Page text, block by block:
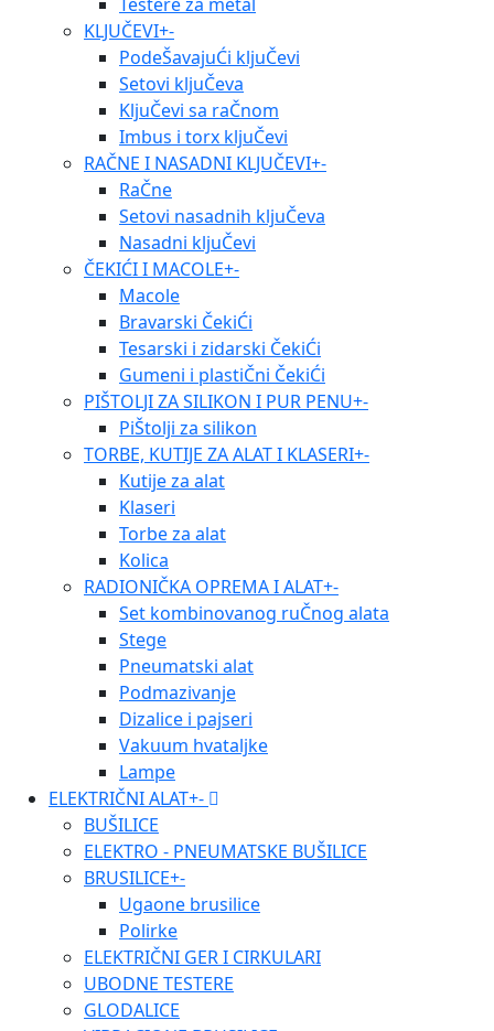
Testere za metal
KLJUČEVI+-
PodeŠavajuĆi kljuČevi
Setovi kljuČeva
KljuČevi sa raČnom
Imbus i torx kljuČevi
RAČNE I NASADNI KLJUČEVI+-
RaČne
Setovi nasadnih kljuČeva
Nasadni kljuČevi
ČEKIĆI I MACOLE+-
Macole
Bravarski ČekiĆi
Tesarski i zidarski ČekiĆi
Gumeni i plastiČni ČekiĆi
PIŠTOLJI ZA SILIKON I PUR PENU+-
PiŠtolji za silikon
TORBE, KUTIJE ZA ALAT I KLASERI+-
Kutije za alat
Klaseri
Torbe za alat
Kolica
RADIONIČKA OPREMA I ALAT+-
Set kombinovanog ruČnog alata
Stege
Pneumatski alat
Podmazivanje
Dizalice i pajseri
Vakuum hvataljke
Lampe
ELEKTRIČNI ALAT+-
BUŠILICE
ELEKTRO - PNEUMATSKE BUŠILICE
BRUSILICE+-
Ugaone brusilice
Polirke
ELEKTRIČNI GER I CIRKULARI
UBODNE TESTERE
GLODALICE